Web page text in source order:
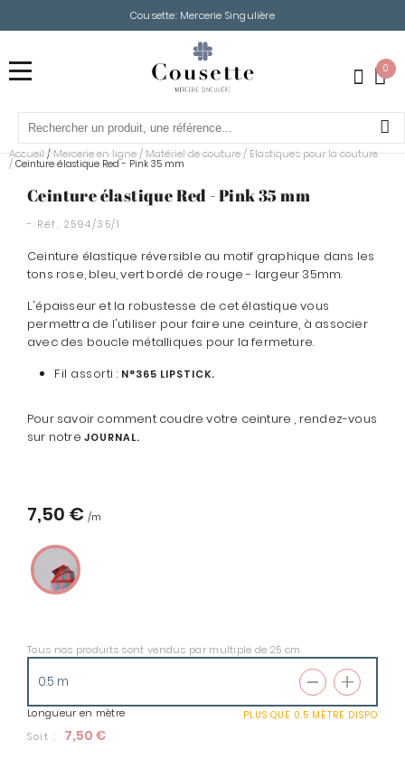
Cousette: Mercerie Singulière
0
Accueil /Mercerie en ligne/Matériel de couture/Elastiques pour la couture
/ Ceinture élastique Red - Pink 35 mm
Ceinture élastique Red - Pink 35 mm
- Réf. 2594/35/1
Ceinture élastique réversible au motif graphique dans les
tons rose, bleu, vert bordé de rouge - largeur 35mm.
L'épaisseur et la robustesse de cet élastique vous
permettra de l'utiliser pour faire une ceinture, à associer
avec des boucle métalliques pour la fermeture.
Fil assorti : N°365 LIPSTICK.
Pour savoir comment coudre votre ceinture , rendez-vous
sur notreJOURNAL.
7,50 €
Tous nos produits sont vendus par multiple de 25 cm
Longueur en mètre PLUS QUE 0.5 MÈTRE DISPO
Soit : 7,50 €